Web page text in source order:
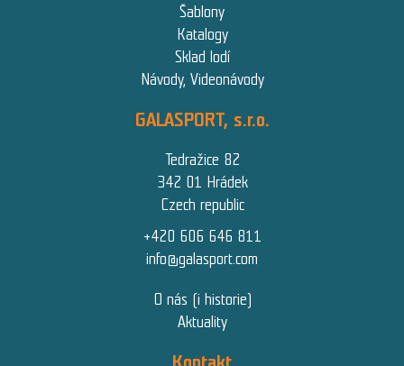
Šablony
Katalogy
Sklad lodí
Návody, Videonávody
GALASPORT, s.r.o.
Tedražice 82
342 01 Hrádek
Czech republic
+420 606 646 811
info@galasport.com
O nás (i historie)
Aktuality